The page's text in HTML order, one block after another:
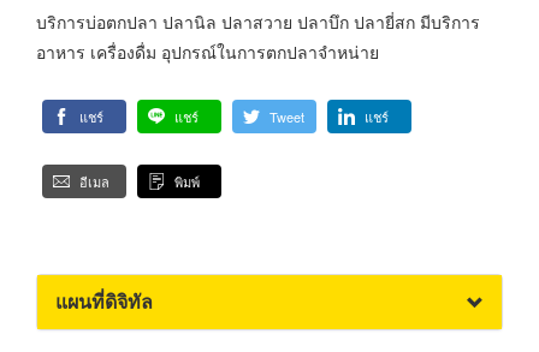
บริการบ่อตกปลา ปลานิล ปลาสวาย ปลาบึก ปลายี่สก มีบริการ
อาหาร เครื่องดื่ม อุปกรณ์ในการตกปลาจำหน่าย
แชร์ แชร์ Tweet แชร์
อีเมล พิมพ์
แผนที่ดิจิทัล